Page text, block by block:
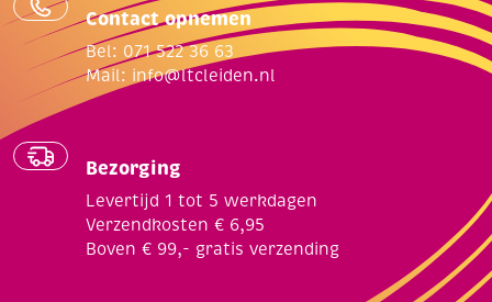
Contact opnemen
Bel: 071 522 36 63
Mail: info@ltcleiden.nl
Bezorging
Levertijd 1 tot 5 werkdagen
Verzendkosten € 6,95
Boven € 99,- gratis verzending